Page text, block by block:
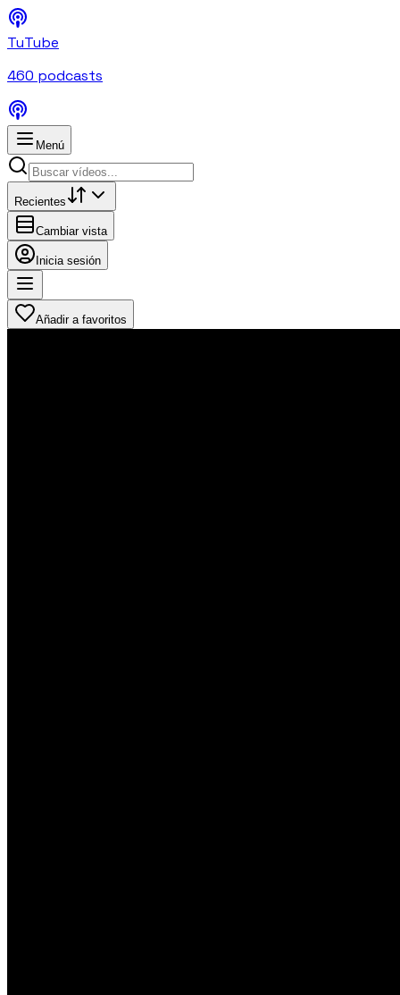
TuTube
460 podcasts
Menú
Recientes
Cambiar vista
Inicia sesión
Añadir a favoritos